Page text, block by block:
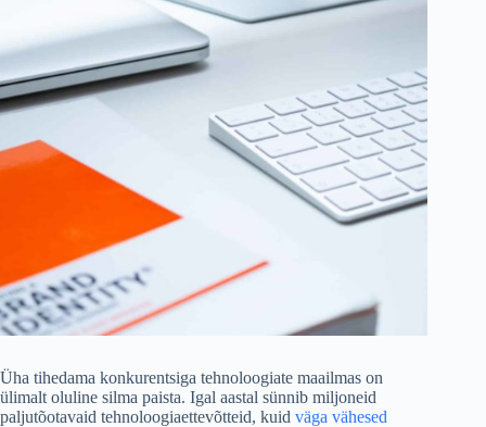
Üha tihedama konkurentsiga tehnoloogiate maailmas on
ülimalt oluline silma paista. Igal aastal sünnib miljoneid
paljutõotavaid tehnoloogiaettevõtteid, kuid väga vähesed